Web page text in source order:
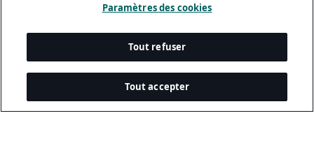
Paramètres des cookies
Tout refuser
Tout accepter